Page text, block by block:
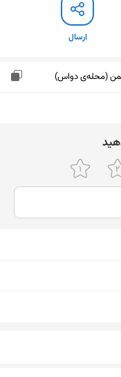
ارسال
(محله‌ی دواس)